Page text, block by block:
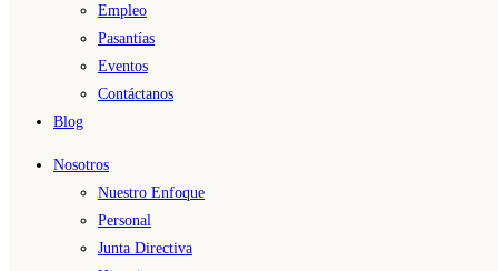
Empleo
Pasantías
Eventos
Contáctanos
Blog
Nosotros
Nuestro Enfoque
Personal
Junta Directiva